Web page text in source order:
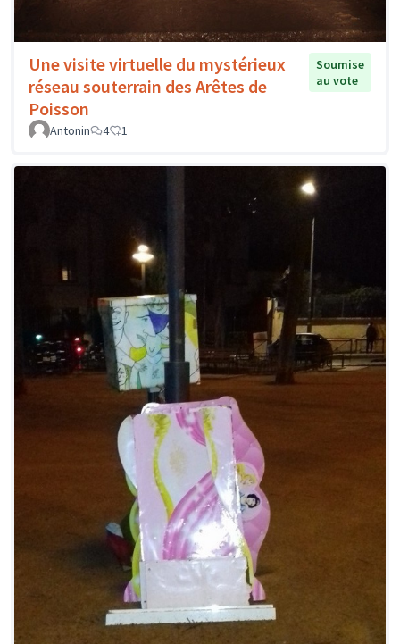
Une visite virtuelle du mystérieux
réseau souterrain des Arêtes de
Poisson
Soumise
au vote
Antonin 4 1